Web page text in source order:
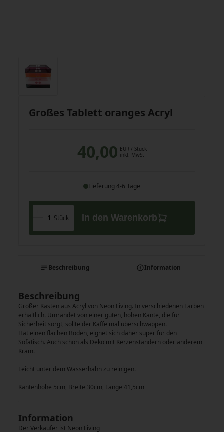
Großes Tablett oranges Acryl
40,00 EUR/ Stück
inkl. MwSt
Lieferung 4-6 Tage
+
-
Stück
+
-
In den Warenkorb
Beschreibung Information
Beschreibung
Großer Kasten aus Acryl von Neon Living. In verschiedenen Farben
erhältlich. Umrandet von einer guten, hohen Kante, die für
Sicherheit sorgt, sollte der Kaffe mal überschwappen.
Hat einen flachen Boden, eignet sich daher super für den
Sofatisch. Auch schön als Deko mit Kerzenständern oder anderem
Kram.
Leicht unter dem Wasserhahn zu reinigen.
Kantenhöhe 5cm, Breite 30cm, Länge 41,5cm
Information
Der Verkäufer ist Neon Living